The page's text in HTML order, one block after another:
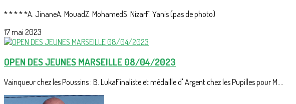
* * * * *A. JinaneA. MouadZ. MohamedS. NizarF. Yanis (pas de photo)
17 mai 2023
OPEN DES JEUNES MARSEILLE 08/04/2023
Vainqueur chez les Poussins : B. LukaFinaliste et médaille d' Argent chez les Pupilles pour M....